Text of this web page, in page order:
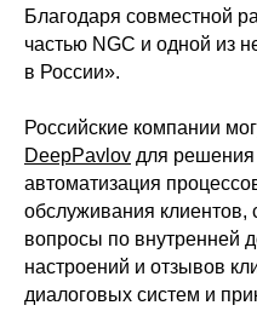
Благодаря совместной
частью NGC и одной из
в России».
Российские компании
DeepPavlov для решения
автоматизация
обслуживания клиентов,
вопросы по внутренней
настроений и отзывов
диалоговых систем и